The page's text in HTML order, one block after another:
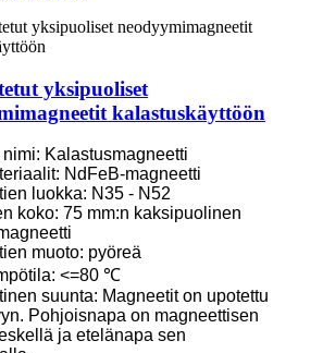
yksipuoliset
kalastuskäyttöön
Kalastusmagneetti
NdFeB-magneetti
luokka: N35 - N52
koko: 75 mm:n kaksipuolinen
muoto: pyöreä
<=80 ℃
suunta: Magneetit on upotettu
Pohjoisnapa on magneettisen
ja etelänapa sen